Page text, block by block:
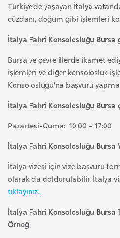
Türkiye’de yaşayan İtalya
cüzdanı, doğum gibi işlemleri
İtalya Fahri Konsolosluğu Bursa
Bursa ve çevre illerde ikamet
işlemleri ve diğer konsolosluk
Konsolosluğu’na başvuru
İtalya Fahri Konsolosluğu Bursa
Pazartesi-Cuma: 10.00 – 17:00
İtalya Fahri Konsolosluğu Bursa
İtalya vizesi için vize başvuru
olarak da doldurulabilir. İtalya
tıklayınız.
İtalya Fahri Konsolosluğu Bursa
Örneği
A
z
e
r
b
a
y
a
n
B
a
h
r
y
n